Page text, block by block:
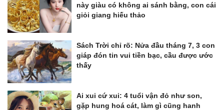
này giàu có không ai sánh bằng, con cái
giỏi giang hiếu thảo
Sách Trời chỉ rõ: Nửa đầu tháng 7, 3 con
giáp đón tin vui tiền bạc, cầu được ước
thấy
Ai xui cứ xui: 4 tuổi vận đỏ như son,
gặp hung hoá cát, làm gì cũng hanh